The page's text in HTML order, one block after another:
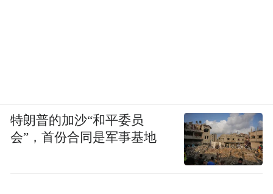
特朗普的加沙“和平委员
会”，首份合同是军事基地